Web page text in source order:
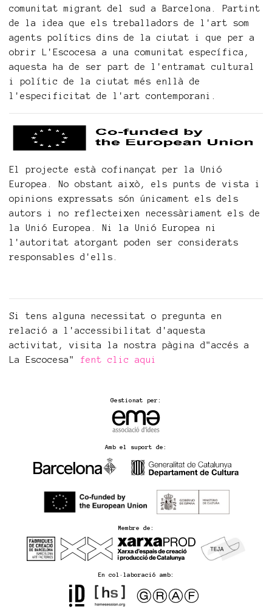
comunitat migrant del sud a Barcelona. Partint
de la idea que els treballadors de l'art som
agents polítics dins de la ciutat i que per a
obrir L'Escocesa a una comunitat específica,
aquesta ha de ser part de l'entramat cultural
i polític de la ciutat més enllà de
l'especificitat de l'art contemporani.
El projecte està cofinançat per la Unió
Europea. No obstant això, els punts de vista i
opinions expressats ​​són únicament els dels
autors i no reflecteixen necessàriament els de
la Unió Europea. Ni la Unió Europea ni
l'autoritat atorgant poden ser considerats
responsables d'ells.
Si tens alguna necessitat o pregunta en
relació a l'accessibilitat d'aquesta
activitat, visita la nostra pàgina d"accés a
La Escocesa" fent clic aqui
Gestionat per:
Amb el suport de:
Membre de:
En col·laboració amb: